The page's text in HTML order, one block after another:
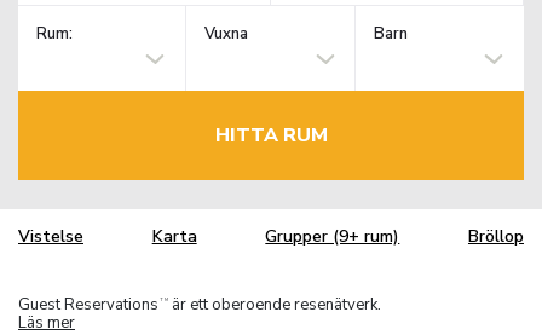
Rum: Vuxna Barn
HITTA RUM
Vistelse Karta Grupper (9+ rum) Bröllop
Guest Reservations TM
är ett oberoende resenätverk.
Läs mer